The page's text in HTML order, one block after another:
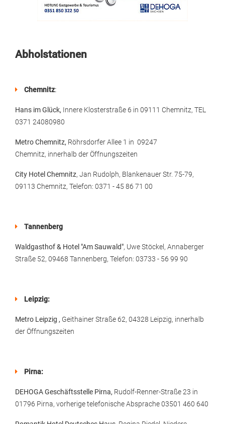
Abholstationen
Chemnitz:
Hans im Glück, Innere Klosterstraße 6 in 09111 Chemnitz, TEL
0371 24080980
Metro Chemnitz, Röhrsdorfer Allee 1 in 09247
Chemnitz, innerhalb der Öffnungszeiten
City Hotel Chemnitz, Jan Rudolph, Blankenauer Str. 75-79,
09113 Chemnitz, Telefon: 0371 - 45 86 71 00
Tannenberg
Waldgasthof & Hotel "Am Sauwald", Uwe Stöckel, Annaberger
Straße 52, 09468 Tannenberg, Telefon: 03733 - 56 99 90
Leipzig:
Metro Leipzig , Geithainer Straße 62, 04328 Leipzig, innerhalb
der Öffnungszeiten
Pirna:
DEHOGA Geschäftsstelle Pirna, Rudolf-Renner-Straße 23 in
01796 Pirna, vorherige telefonische Absprache 03501 460 640